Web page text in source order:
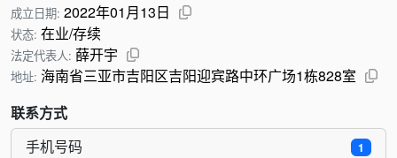
成立日期: 2022年01月13日
状态: 在业/存续
法定代表人: 薛开宇
地址: 海南省三亚市吉阳区吉阳迎宾路中环广场1栋828室
联系方式
1
手机号码